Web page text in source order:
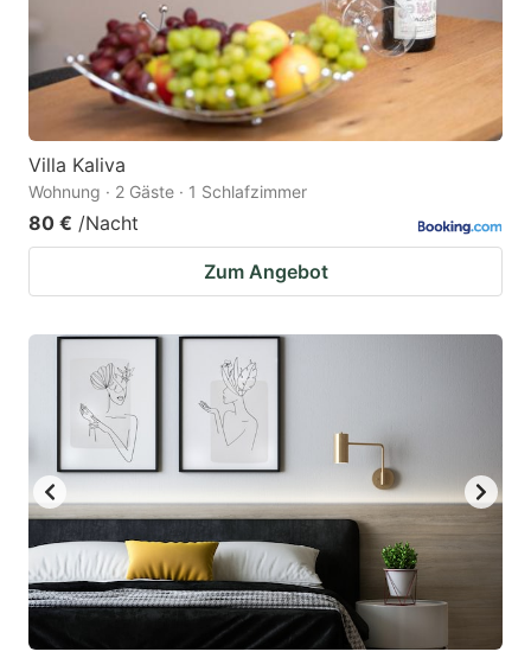
Villa Kaliva
Wohnung · 2 Gäste · 1 Schlafzimmer
80 € /Nacht
Zum Angebot